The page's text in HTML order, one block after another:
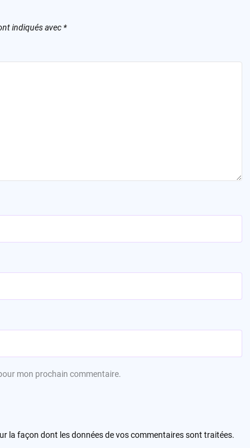
indiqués avec *
mon prochain commentaire.
la façon dont les données de vos commentaires sont traitées.